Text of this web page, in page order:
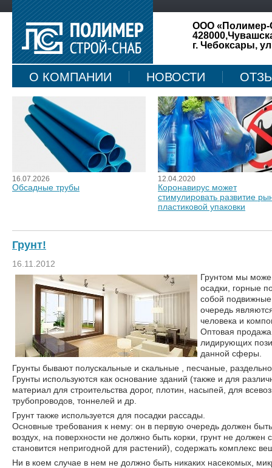
ООО «Полимер-
г. Чебоксары,
О КОМПАНИИ НОВОСТИ
КАРТА САЙТА
16.07.2026
Обсадные трубы
12.04.2020
Коронавирус может
стимулировать развитие
пластиковой упаковки
Грунт!
16.11.2012
Грунтом мы
осадки, горные
собой
очередь
человека и
Оптовая продажа
лидирующих
данной сферы.
Грунты бывают полускальные и скальные , песчаные,
Грунты используются как основание зданий (также и для
материал для строительства дорог, плотин, насыпей, для
трубопроводов, тоннелей и др.
Грунт также используется для посадки рассады.
Основные требования к нему: он в первую очередь должен
воздух, на поверхности не должно быть корки, грунт не должен
становится непригодной для растений), содержать комплекс
Ни в коем случае в нем не должно быть никаких насекомых,